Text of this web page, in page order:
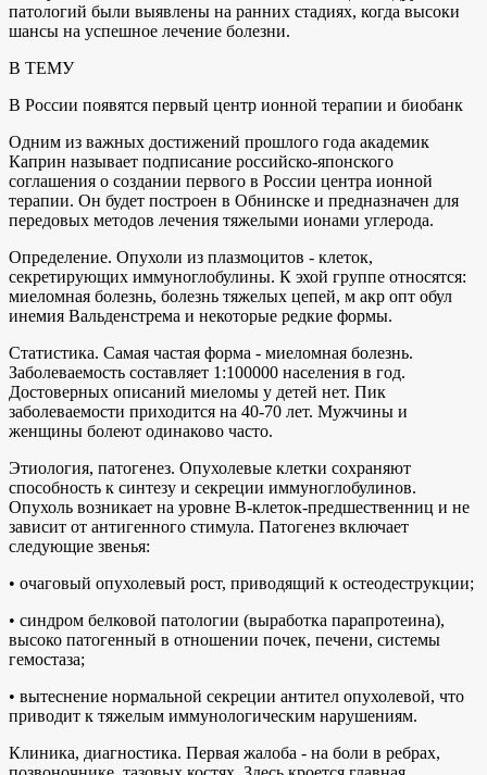
патологий были выявлены на ранних стадиях, когда высоки
шансы на успешное лечение болезни.
В ТЕМУ
В России появятся первый центр ионной терапии и биобанк
Одним из важных достижений прошлого года академик
Каприн называет подписание российско-японского
соглашения о создании первого в России центра ионной
терапии. Он будет построен в Обнинске и предназначен для
передовых методов лечения тяжелыми ионами углерода.
Определение. Опухоли из плазмоцитов - клеток,
секретирующих иммуноглобулины. К эхой группе относятся:
миеломная болезнь, болезнь тяжелых цепей, м акр опт обул
инемия Вальденстрема и некоторые редкие формы.
Статистика. Самая частая форма - миеломная болезнь.
Заболеваемость составляет 1:100000 населения в год.
Достоверных описаний миеломы у детей нет. Пик
заболеваемости приходится на 40-70 лет. Мужчины и
женщины болеют одинаково часто.
Этиология, патогенез. Опухолевые клетки сохраняют
способность к синтезу и секреции иммуноглобулинов.
Опухоль возникает на уровне В-клеток-предшественниц и не
зависит от антигенного стимула. Патогенез включает
следующие звенья:
• очаговый опухолевый рост, приводящий к остеодеструкции;
• синдром белковой патологии (выработка парапротеина),
высоко патогенный в отношении почек, печени, системы
гемостаза;
• вытеснение нормальной секреции антител опухолевой, что
приводит к тяжелым иммунологическим нарушениям.
Клиника, диагностика. Первая жалоба - на боли в ребрах,